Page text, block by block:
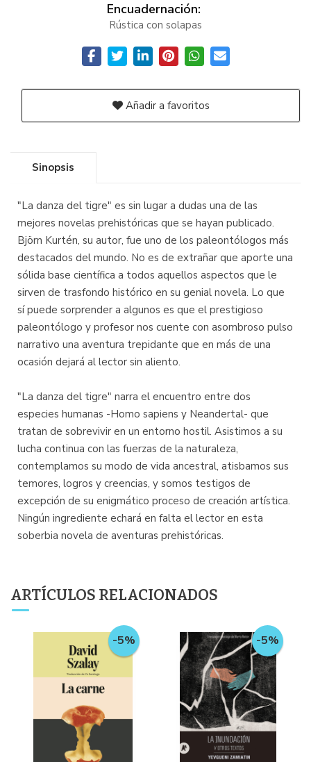
Encuadernación:
Rústica con solapas
Añadir a favoritos
Sinopsis
"La danza del tigre" es sin lugar a dudas una de las
mejores novelas prehistóricas que se hayan publicado.
Björn Kurtén, su autor, fue uno de los paleontólogos más
destacados del mundo. No es de extrañar que aporte una
sólida base científica a todos aquellos aspectos que le
sirven de trasfondo histórico en su genial novela. Lo que
sí puede sorprender a algunos es que el prestigioso
paleontólogo y profesor nos cuente con asombroso pulso
narrativo una aventura trepidante que en más de una
ocasión dejará al lector sin aliento.
"La danza del tigre" narra el encuentro entre dos
especies humanas -Homo sapiens y Neandertal- que
tratan de sobrevivir en un entorno hostil. Asistimos a su
lucha continua con las fuerzas de la naturaleza,
contemplamos su modo de vida ancestral, atisbamos sus
temores, logros y creencias, y somos testigos de
excepción de su enigmático proceso de creación artística.
Ningún ingrediente echará en falta el lector en esta
soberbia novela de aventuras prehistóricas.
ARTÍCULOS RELACIONADOS
-5% -5%